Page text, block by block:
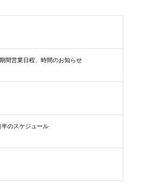
間営業日程、時間のお知らせ
半のスケジュール